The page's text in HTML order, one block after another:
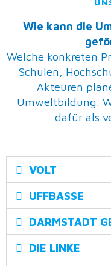
Wie kann die
Welche konkreten
Schulen,
Akteuren
Umweltbildung.
dafür als
VOLT
UFFBASSE
DARMSTADT
DIE LINKE